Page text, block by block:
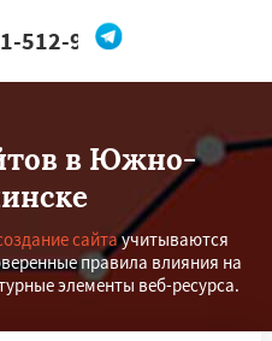
512-96
мне
в Южно-
сайтаучитываются
правила влияния на
элементы веб-ресурса.